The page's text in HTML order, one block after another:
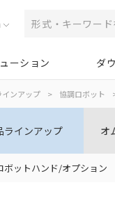
ーション ダ
インアップ > 協調ロボット
ラインアップ オ
ボットハンド/オプション